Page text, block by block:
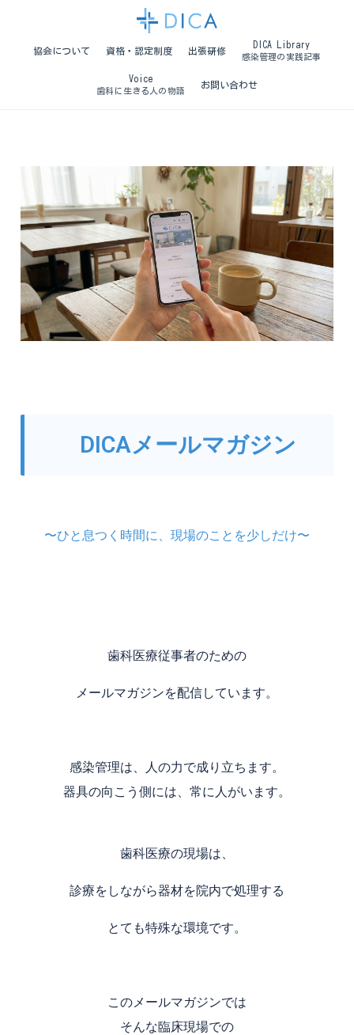
協会について 資格・認定制度 出張研修
DICA Library
感染管理の実践記事
Voice
歯科に生きる人の物語
お問い合わせ
DICAメールマガジン
〜ひと息つく時間に、現場のことを少しだけ〜
歯科医療従事者のための
メールマガジンを配信しています。
感染管理は、人の力で成り立ちます。
器具の向こう側には、常に人がいます。
歯科医療の現場は、
診療をしながら器材を院内で処理する
とても特殊な環境です。
このメールマガジンでは
そんな臨床現場での